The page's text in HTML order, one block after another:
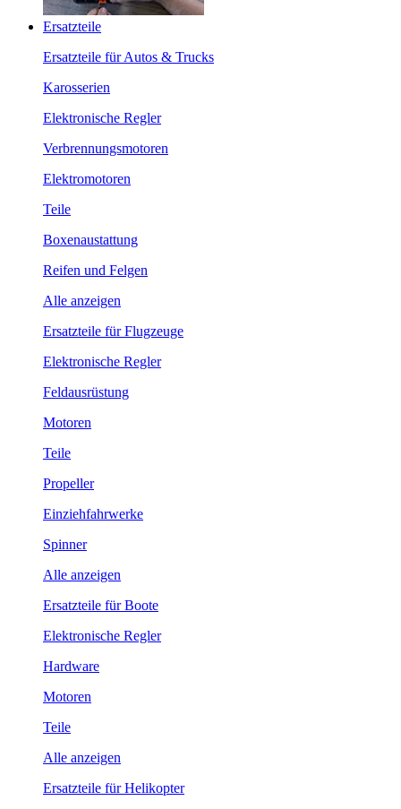
Ersatzteile
Ersatzteile für Autos & Trucks
Karosserien
Elektronische Regler
Verbrennungsmotoren
Elektromotoren
Teile
Boxenaustattung
Reifen und Felgen
Alle anzeigen
Ersatzteile für Flugzeuge
Elektronische Regler
Feldausrüstung
Motoren
Teile
Propeller
Einziehfahrwerke
Spinner
Alle anzeigen
Ersatzteile für Boote
Elektronische Regler
Hardware
Motoren
Teile
Alle anzeigen
Ersatzteile für Helikopter